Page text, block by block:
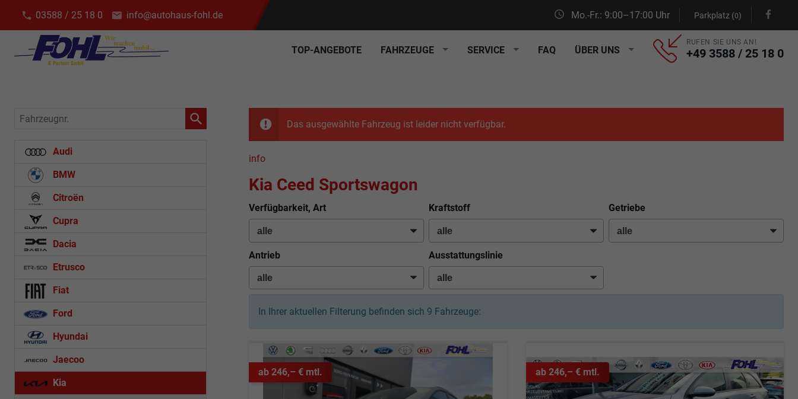
03588 / 25 18 0 info@autohaus-fohl.de Mo.-Fr.: 9:00–17:00 Uhr Parkplatz (0)
TOP-ANGEBOTE FAHRZEUGE SERVICE FAQ ÜBER UNS
RUFEN SIE UNS AN!
+49 3588 / 25 18 0
Das ausgewählte Fahrzeug ist leider nicht verfügbar.
info
Kia Ceed Sportswagon
Verfügbarkeit, Art Kraftstoff Getriebe
Antrieb Ausstattungslinie
In Ihrer aktuellen Filterung befinden sich 9 Fahrzeuge:
ab 246,– € mtl. ab 246,– € mtl.
Fahrzeugnr.
Audi
BMW
Citroën
Cupra
Dacia
Etrusco
Fiat
Ford
Hyundai
Jaecoo
Kia